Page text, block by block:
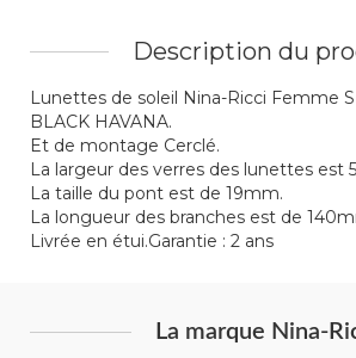
Description du
Lunettes de soleil Nina-Ricci Femme
BLACK HAVANA.
Et de montage Cerclé.
La largeur des verres des lunettes est
La taille du pont est de 19mm.
La longueur des branches est de
Livrée en étui.Garantie : 2 ans
La marque Nina-